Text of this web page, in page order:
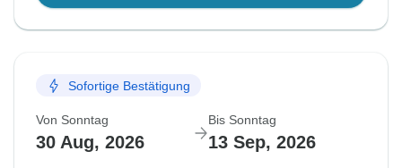
Sofortige Bestätigung
Von Sonntag
30 Aug, 2026
Bis Sonntag
13 Sep, 2026